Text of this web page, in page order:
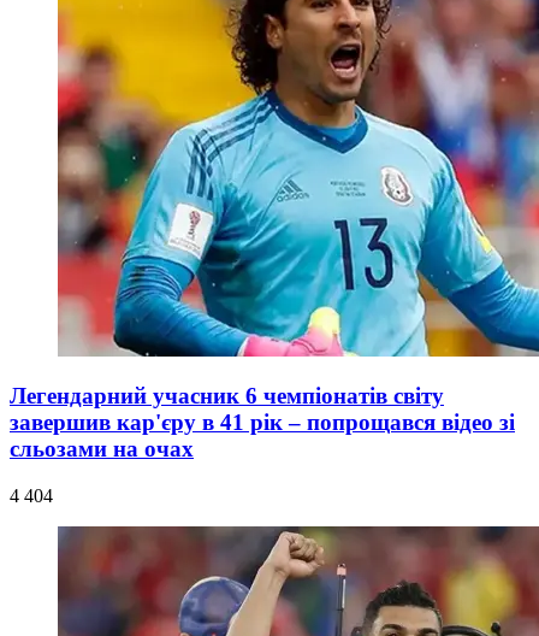
Легендарний учасник 6 чемпіонатів світу
завершив кар'єру в 41 рік – попрощався відео зі
сльозами на очах
4 404